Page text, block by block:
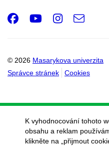
© 2026 Masarykova univerzita
Správce stránek
Cookies
Facebook
Youtube
e-
K vyhodnocování tohoto
obsahu a reklam
klikněte na „přijmout